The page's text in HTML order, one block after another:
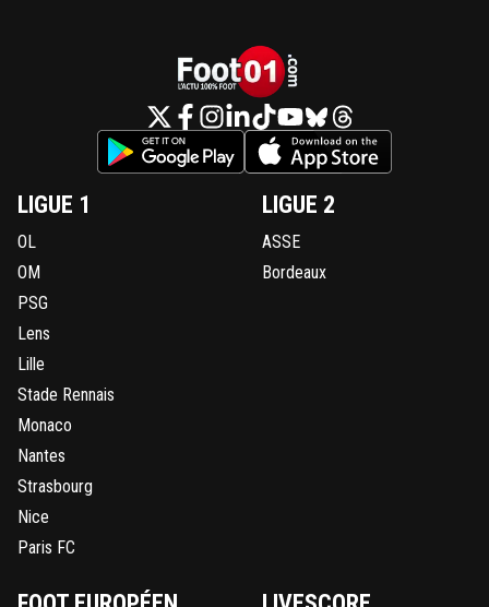
LIGUE 1
OL
OM
PSG
Lens
Lille
Stade Rennais
Monaco
Nantes
Strasbourg
Nice
Paris FC
LIGUE 2
ASSE
Bordeaux